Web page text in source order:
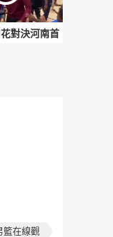
對決河南首
籃在線觀